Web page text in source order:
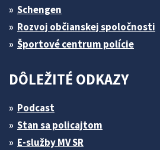
Schengen
Rozvoj občianskej spoločnosti
Športové centrum polície
DÔLEŽITÉ ODKAZY
Podcast
Stan sa policajtom
E-služby MV SR